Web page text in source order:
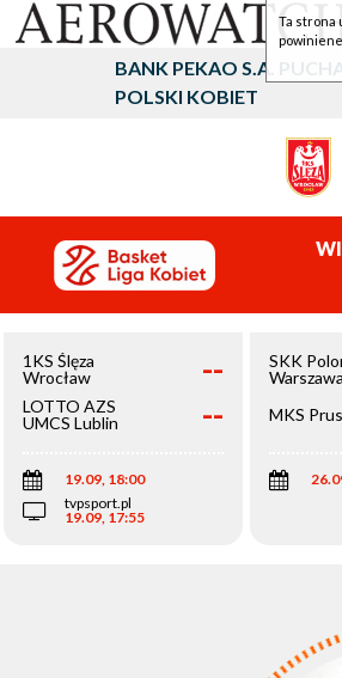
BANK PEKAO S.A.
POLSKI KOBIET
1KS Ślęza
Wrocław
--
LOTTO AZS
UMCS Lublin
--
19.09, 18:00
tvpsport.pl
19.09, 17:55
SKK
Warszawa
MKS
Ta strona